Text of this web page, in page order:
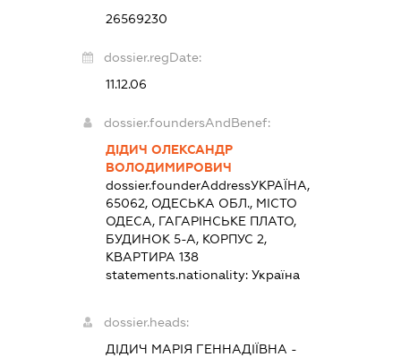
26569230
dossier.regDate:
11.12.06
dossier.foundersAndBenef:
ДІДИЧ ОЛЕКСАНДР
ВОЛОДИМИРОВИЧ
dossier.founderAddressУКРАЇНА,
65062, ОДЕСЬКА ОБЛ., МІСТО
ОДЕСА, ГАГАРІНСЬКЕ ПЛАТО,
БУДИНОК 5-А, КОРПУС 2,
КВАРТИРА 138
statements.nationality: Україна
dossier.heads:
ДІДИЧ МАРІЯ ГЕННАДІЇВНА -